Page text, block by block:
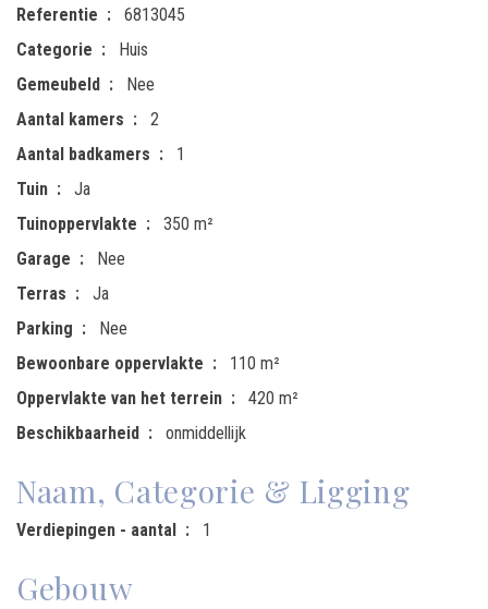
Referentie
6813045
Categorie
Huis
Gemeubeld
Nee
Aantal kamers
2
Aantal badkamers
1
Tuin
Ja
Tuinoppervlakte
350 m²
Garage
Nee
Terras
Ja
Parking
Nee
Bewoonbare oppervlakte
110 m²
Oppervlakte van het terrein
420 m²
Beschikbaarheid
onmiddellijk
Naam, Categorie & Ligging
Verdiepingen - aantal 1
Gebouw